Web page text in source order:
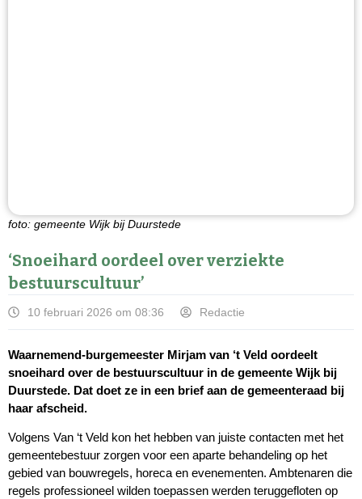
foto: gemeente Wijk bij Duurstede
‘Snoeihard oordeel over verziekte
bestuurscultuur’
10 februari 2026 om 08:36 Redactie
Waarnemend-burgemeester Mirjam van ‘t Veld oordeelt
snoeihard over de bestuurscultuur in de gemeente Wijk bij
Duurstede. Dat doet ze in een brief aan de gemeenteraad bij
haar afscheid.
Volgens Van ‘t Veld kon het hebben van juiste contacten met het
gemeentebestuur zorgen voor een aparte behandeling op het
gebied van bouwregels, horeca en evenementen. Ambtenaren die
regels professioneel wilden toepassen werden teruggefloten op